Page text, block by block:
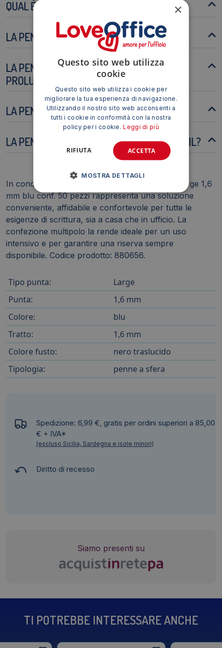
QUAL È LA DURATA MEDIA DI UNA PENNA?
LA PENNA È RICARICABILE?
LA PENNA È ADATTA PER LA SCRITTURA
PROLUNGATA?
LA PENNA È RESISTENTE ALL'ACQUA?
LA PENNA È ADATTA PER L'USO CON STENCIL?
In conclusione, la penna a sfera BIC Cristal® Large 1,6
mm blu conf. 50 pezzi rappresenta una soluzione
conveniente, affidabile e confortevole per tutte le
esigenze di scrittura, sia a casa che in ufficio. La
confezione multipolo la rende ideale per un uso
intensivo e per garantire una riserva sempre
disponibile. Codice prodotto: 880656.
Tipo punta:
Large
Punta:
1,6 mm
Colore:
blu
Tratto:
1,6 mm
Colore fusto:
nero traslucido
Tipologia:
penne a sfera
Spedizione: 6,99 €, gratis per ordini superiori a 85,00
€ + IVA*
(escluso Sicilia, Sardegna e isole minori)
Diritto di recesso
Siamo presenti su
TI POTREBBE INTERESSARE ANCHE
×
Questo sito web utilizza
cookie
Questo sito web utilizza i cookie per
migliorare la tua esperienza di navigazione.
Utilizzando il nostro sito web acconsenti a
tutti i cookie in conformità con la nostra
policy per i cookie.Leggi di più
ACCETTA
RIFIUTA
MOSTRA DETTAGLI